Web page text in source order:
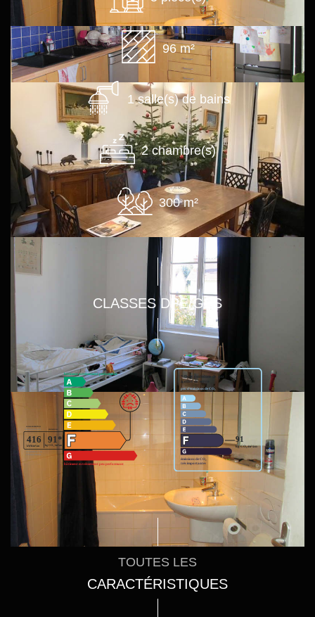
96 m²
1 salle(s) de bains
2 chambre(s)
300 m²
CLASSES DPE/GES
Logement à consommation énergétique excessive.
TOUTES LES
CARACTÉRISTIQUES